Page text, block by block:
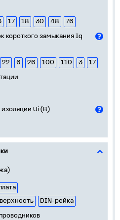
17 18 30 48
76
короткого замыкания Iq
22 6 26 100 110 3
17
Ui (В)
DIN-рейка